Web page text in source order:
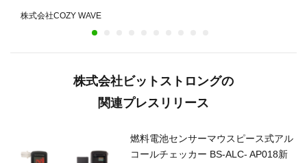
株式会社COZY WAVE
株式会社ビットストロングの
関連プレスリリース
燃料電池センサーマウスピース式アル
コールチェッカー BS-ALC- AP018新